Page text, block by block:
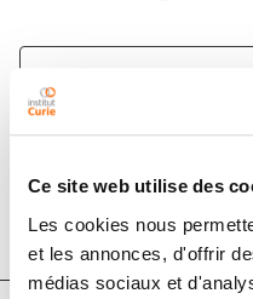
Ce site web utilise des
Les cookies nous
et les annonces, d'offrir
médias sociaux et
1 déc. 2002
Nucleic Acids
DOI :10.1093/nar/